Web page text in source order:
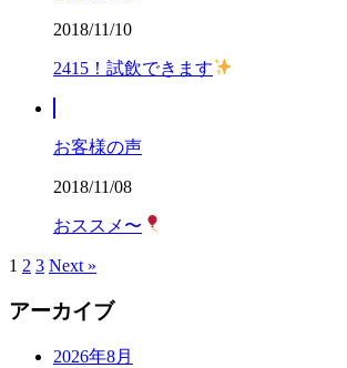
2018/11/10
2415！試飲できます
お客様の声
2018/11/08
おススメ〜
1 2 3 Next »
アーカイブ
2026年8月